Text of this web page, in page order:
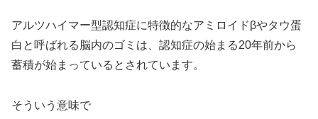
アルツハイマー型認知症に特徴的なアミロイドβやタウ蛋
白と呼ばれる脳内のゴミは、認知症の始まる20年前から
蓄積が始まっているとされています。
そういう意味で